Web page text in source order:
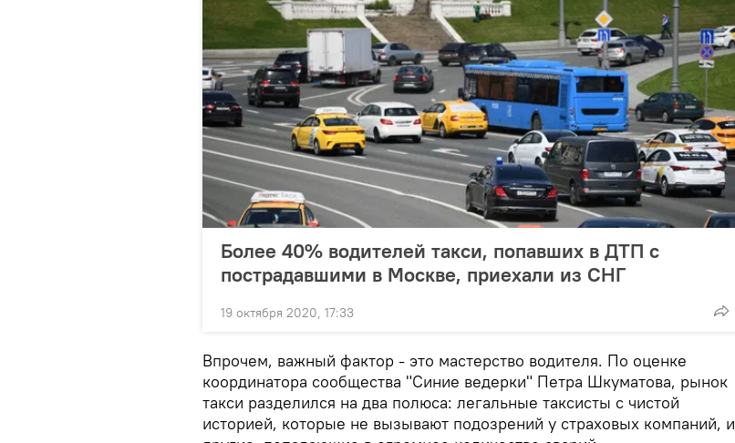
Более 40% водителей такси, попавших в ДТП с
пострадавшими в Москве, приехали из СНГ
19 октября 2020, 17:33
Впрочем, важный фактор - это мастерство водителя. По оценке
координатора сообщества "Синие ведерки" Петра Шкуматова, рынок
такси разделился на два полюса: легальные таксисты с чистой
историей, которые не вызывают подозрений у страховых компаний, и